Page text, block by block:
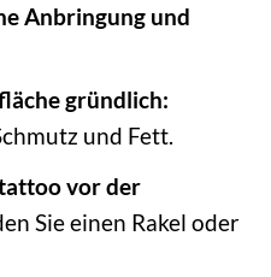
Anbringung und
gründlich:
und Fett.
vor der
Sie einen Rakel oder